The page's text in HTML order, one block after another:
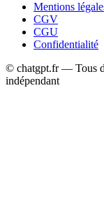
Mentions
CGV
CGU
Confidentialité
© chatgpt.fr — Tous
indépendant